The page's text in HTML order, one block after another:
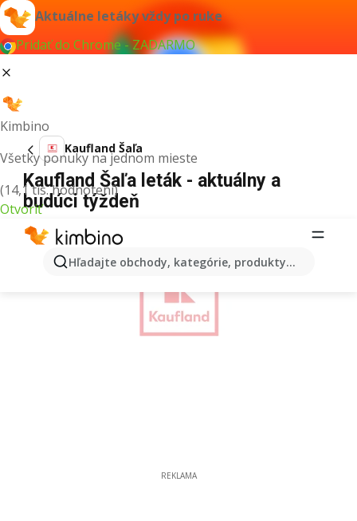
Aktuálne letáky vždy po ruke
Pridať do Chrome - ZADARMO
Kimbino
Všetky ponuky na jednom mieste
(14,1 tis. hodnotení)
Otvoriť
Hľadajte obchody, kategórie, produkty...
Kaufland Šaľa
Kaufland Šaľa leták - aktuálny a
budúci týždeň
REKLAMA